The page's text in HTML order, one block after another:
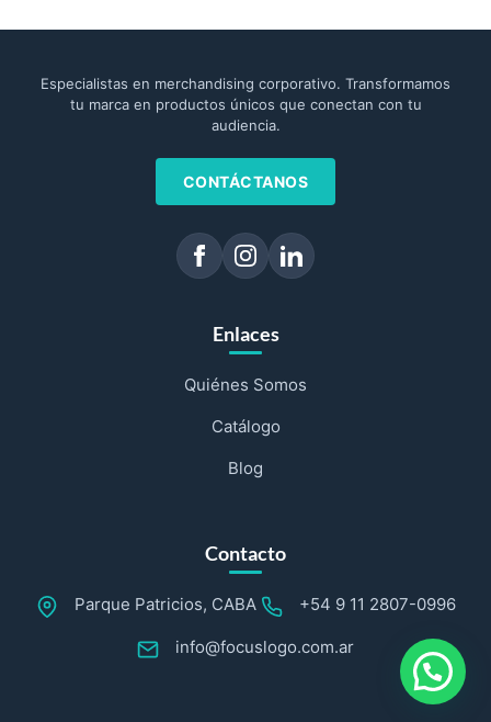
Especialistas en merchandising corporativo. Transformamos
tu marca en productos únicos que conectan con tu
audiencia.
CONTÁCTANOS
Enlaces
Quiénes Somos
Catálogo
Blog
Contacto
Parque Patricios, CABA +54 9 11 2807-0996
info@focuslogo.com.ar